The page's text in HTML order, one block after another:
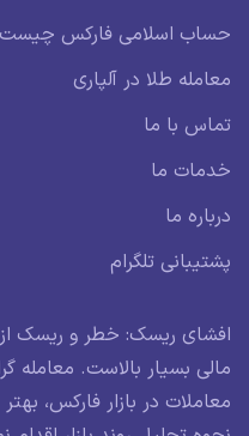
حساب اسلامی فارکس
معامله طلا در آلپاری
تماس با ما
خدمات ما
درباره ما
پشتیبانی تلگرام
افشای ریسک: خطر و ریسک از
مالی بسیار بالاست. معامله
معاملات در بازار فارکس،